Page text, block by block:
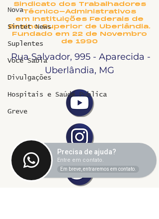
Nova
Sintet News
Suplentes
Você Sabia
Divulgações
Hospitais e Saúde Pública
Greve
Sindicato dos Trabalhadores
Técnico-Administrativos
em Instituições Federais de
Ensino Superior de Uberlândia.
Fundado em 22 de Novembro
de 1990
Rua Salvador, 995 - Aparecida -
Uberlândia, MG
Precisa de ajuda?
Entre em contato.
Em breve, entraremos em contato.